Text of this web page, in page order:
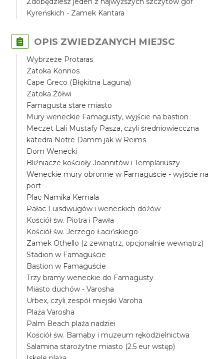
Kyreńskich - Zamek Kantara
OPIS ZWIEDZANYCH MIEJSC
Wybrzeże Protaras
Zatoka Konnos
Cape Greco (Błękitna Laguna)
Zatoka Żółwi
Famagusta stare miasto
Mury weneckie Famagusty, wyjście na bastion
Meczet Lali Mustafy Pasza, czyli średniowiecczna
katedra Notre Damm jak w Reims
Dom Wenecki
Bliźniacze kościoły Joannitów i Templariuszy
Weneckie mury obronne w Famaguście - wyjście na
port
Plac Namika Kemala
Pałac Luisdwugów i weneckich dożów
Kościół św. Piotra i Pawła
Kościół św. Jerzego Łacińskiego
Zamek Othello (z zewnątrz, opcjonalnie wewnątrz)
Stadion w Famaguście
Bastion w Famaguście
Trzy bramy weneckie do Famagusty
Miasto duchów - Varosha
Urbex, czyli zespół miejski Varoha
Plaża Varosha
Palm Beach plaża nadziei
Kościół św. Barnaby i muzeum rękodzielnictwa
Salamina starożytne miasto (2.5 eur wstęp)